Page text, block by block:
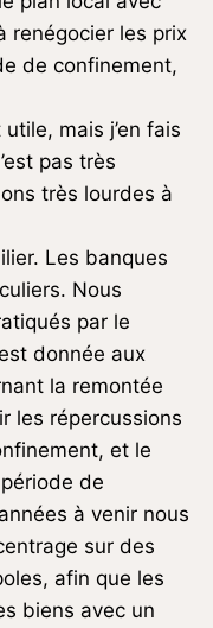
renégocier les prix
de confinement,
mais j’en fais
pas très
très lourdes à
Les banques
Nous
par le
donnée aux
la remontée
les répercussions
et le
de
à venir nous
sur des
afin que les
biens avec un